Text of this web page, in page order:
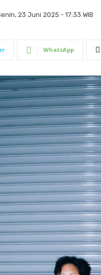
23 Juni 2025 - 17:33 WIB
WhatsApp